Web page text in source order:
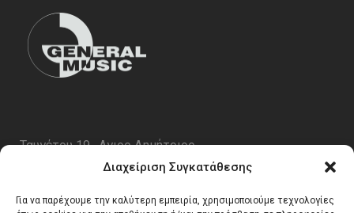
Διαχείριση Συγκατάθεσης
Για να παρέχουμε την καλύτερη εμπειρία, χρησιμοποιούμε τεχνολογίες
Ταυγέτου 19 , Αγιος Δημήτριος
email:info@generalmusic.gr